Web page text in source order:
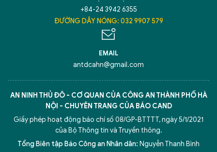
+84-24 3942 6355
ĐƯỜNG DÂY NÓNG: 032 9907 579
EMAIL
antdcahn@gmail.com
AN NINH THỦ ĐÔ - CƠ QUAN CỦA CÔNG AN THÀNH PHỐ HÀ
NỘI - CHUYÊN TRANG CỦA BÁO CAND
Giấy phép hoạt động báo chí số 08/GP-BTTTT, ngày 5/1/2021
của Bộ Thông tin và Truyền thông.
Tổng Biên tập Báo Công an Nhân dân: Nguyễn Thanh Bình